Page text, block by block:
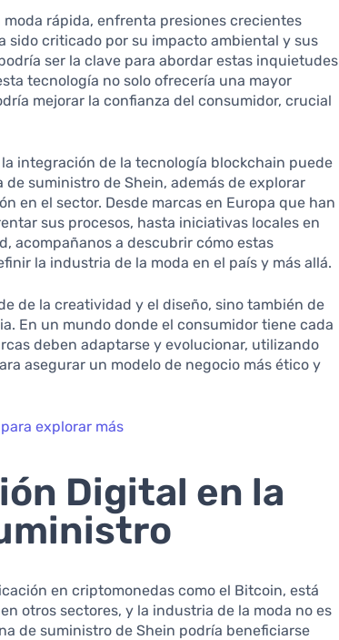
rápida, enfrenta presiones crecientes
sido criticado por su impacto ambiental y sus
ser la clave para abordar estas inquietudes
tecnología no solo ofrecería una mayor
mejorar la confianza del consumidor, crucial
integración de la tecnología blockchain puede
suministro de Shein, además de explorar
en el sector. Desde marcas en Europa que han
sus procesos, hasta iniciativas locales en
acompañanos a descubrir cómo estas
la industria de la moda en el país y más allá.
de la creatividad y el diseño, sino también de
En un mundo donde el consumidor tiene cada
deben adaptarse y evolucionar, utilizando
asegurar un modelo de negocio más ético y
explorar más
Digital en la
en criptomonedas como el Bitcoin, está
otros sectores, y la industria de la moda no es
de suministro de Shein podría beneficiarse